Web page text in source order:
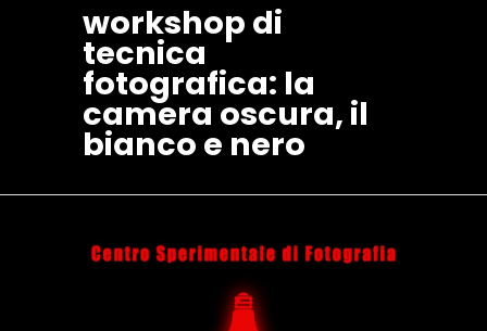
workshop di
tecnica
fotografica: la
camera oscura, il
bianco e nero